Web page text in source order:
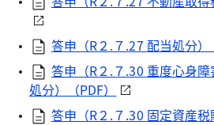
答申（R２.７.27 配当処分）
答申（R２.７.30 重度心身
処分）（PDF）
答申（R２.７.30 固定資産税